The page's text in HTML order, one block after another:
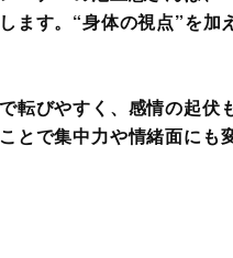
ます。“身体の視点”を
転びやすく、感情の起伏
とで集中力や情緒面にも